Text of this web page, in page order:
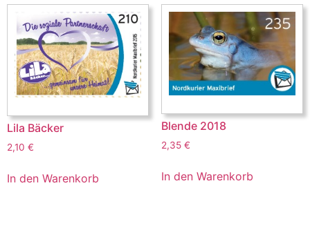
Lila Bäcker
2,10 €
In den Warenkorb
Blende 2018
2,35 €
In den Warenkorb